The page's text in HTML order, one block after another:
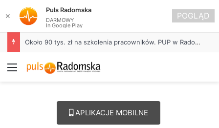
Około 90 tys. zł na szkolenia pracowników. PUP w Radomsku ogłasza nabór wniosków
Menu
APLIKACJE MOBILNE
✕
Puls Radomska
DARMOWY
In Google Play
POGLĄD